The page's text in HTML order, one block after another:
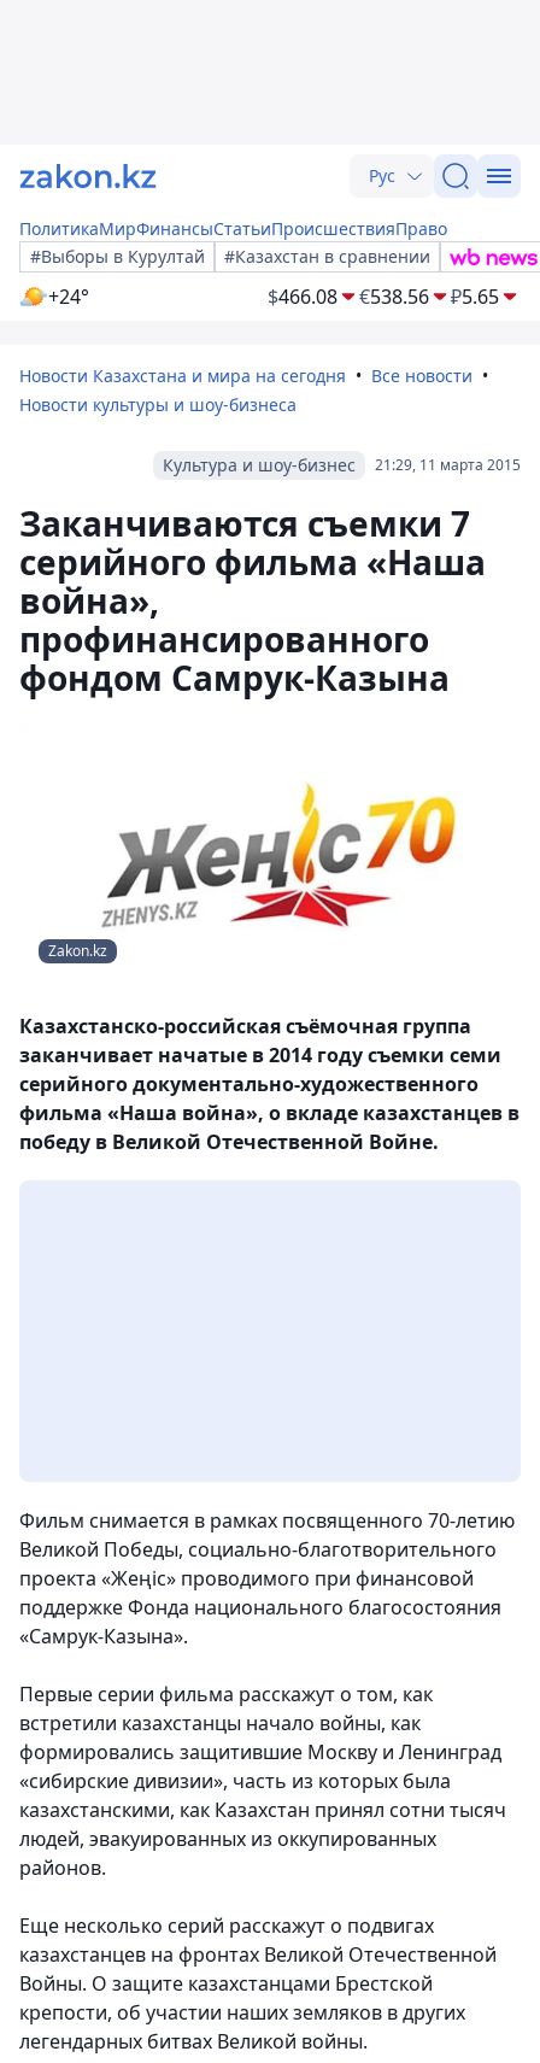
Рус
ПолитикаМирФинансыСтатьиПроисшествияПраво
#Выборы в Курултай
#Казахстан в сравнении
+24° $466.08 €538.56 ₽5.65
Новости Казахстана и мира на сегодня
Все новости
Новости культуры и шоу-бизнеса
21:29, 11 марта 2015
Культура и шоу-бизнес
Заканчиваются съемки 7
серийного фильма «Наша
война»,
профинансированного
фондом Самрук-Казына
Zakon.kz
Казахстанско-российская съёмочная группа
заканчивает начатые в 2014 году съемки семи
серийного документально-художественного
фильма «Наша война», о вкладе казахстанцев в
победу в Великой Отечественной Войне.
Фильм снимается в рамках посвященного 70-летию
Великой Победы, социально-благотворительного
проекта «Жеңіс» проводимого при финансовой
поддержке Фонда национального благосостояния
«Самрук-Казына».
Первые серии фильма расскажут о том, как
встретили казахстанцы начало войны, как
формировались защитившие Москву и Ленинград
«сибирские дивизии», часть из которых была
казахстанскими, как Казахстан принял сотни тысяч
людей, эвакуированных из оккупированных
районов.
Еще несколько серий расскажут о подвигах
казахстанцев на фронтах Великой Отечественной
Войны. О защите казахстанцами Брестской
крепости, об участии наших земляков в других
легендарных битвах Великой войны.